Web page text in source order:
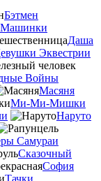
Бэтмен
Даша
Эквестрии
Войны
Масяня
Ми-Ми-Мишки
Наруто
Самураи
Сказочный
София
Тачки